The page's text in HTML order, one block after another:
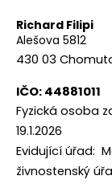
Richard Filipi
Alešova 5812
430 03
IČO: 44881011
Fyzická osoba
19.1.2026
Evidující úřad:
živnostenský
t
ř
e
b
u
j
e
t
e